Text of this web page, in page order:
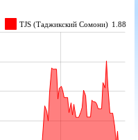
TJS (Таджикский Сомони) 1.8869